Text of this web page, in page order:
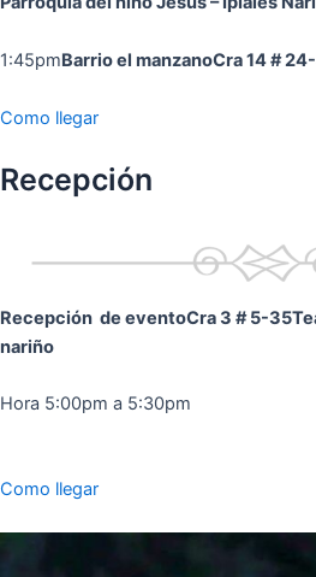
1:45pmBarrio el manzanoCra 14 #
Como llegar
Recepción
Recepción de eventoCra 3 # 5-35
nariño
Hora 5:00pm a 5:30pm
Como llegar